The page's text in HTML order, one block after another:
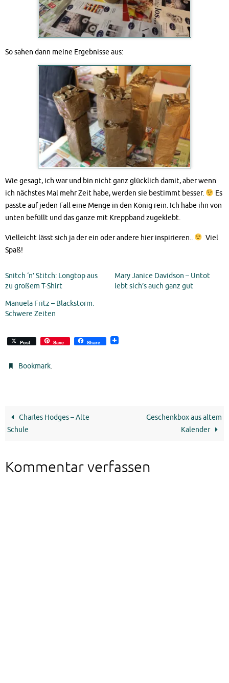
So sahen dann meine Ergebnisse aus:
Wie gesagt, ich war und bin nicht ganz glücklich damit, aber wenn
ich nächstes Mal mehr Zeit habe, werden sie bestimmt besser.
Es
passte auf jeden Fall eine Menge in den König rein. Ich habe ihn von
unten befüllt und das ganze mit Kreppband zugeklebt.
Vielleicht lässt sich ja der ein oder andere hier inspirieren..
Viel
Spaß!
Snitch ‘n’ Stitch: Longtop aus
zu großem T-Shirt
Mary Janice Davidson – Untot
lebt sich’s auch ganz gut
Manuela Fritz – Blackstorm.
Schwere Zeiten
Post Save Share
Bookmark.
Charles Hodges – Alte
Schule
Geschenkbox aus altem
Kalender
Kommentar verfassen